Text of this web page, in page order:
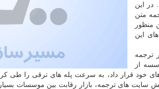
در این
متن
منظور
این
ترجمه
موسسه از
خود قرار داد، به سرعت پله های ترقی را طی
سایت های ترجمه، بازار رقابت بین موسسات